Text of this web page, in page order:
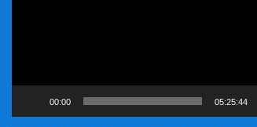
00:00 05:25:44